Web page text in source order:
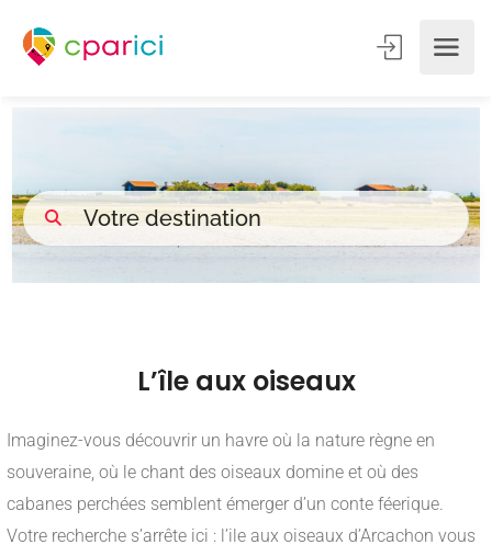
L’île aux oiseaux
Imaginez-vous découvrir un havre où la nature règne en
souveraine, où le chant des oiseaux domine et où des
cabanes perchées semblent émerger d’un conte féerique.
Votre recherche s’arrête ici : l’ile aux oiseaux d’Arcachon vous